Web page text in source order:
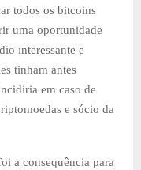
todos os bitcoins
uma oportunidade
interessante e
tinham antes
em caso de
e sócio da
a consequência para